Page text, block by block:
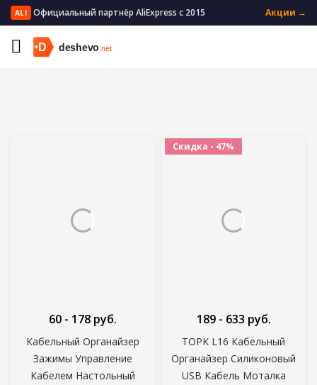
ALI Официальный партнёр AliExpress с 2015 Акции →
Главная Электроника
Кабельный Органайзер
Зажимы Управление
Кабелем Настольный
60 - 178 руб.
Скидка - 47%
TOPK L16 Кабельный
Органайзер Силиконовый
USB Кабель Моталка
189 - 633 руб.